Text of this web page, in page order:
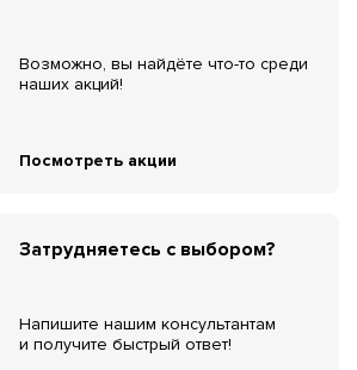
Возможно, вы найдёте что-то среди
наших акций!
Посмотреть акции
Затрудняетесь с выбором?
Напишите нашим консультантам
и получите быстрый ответ!